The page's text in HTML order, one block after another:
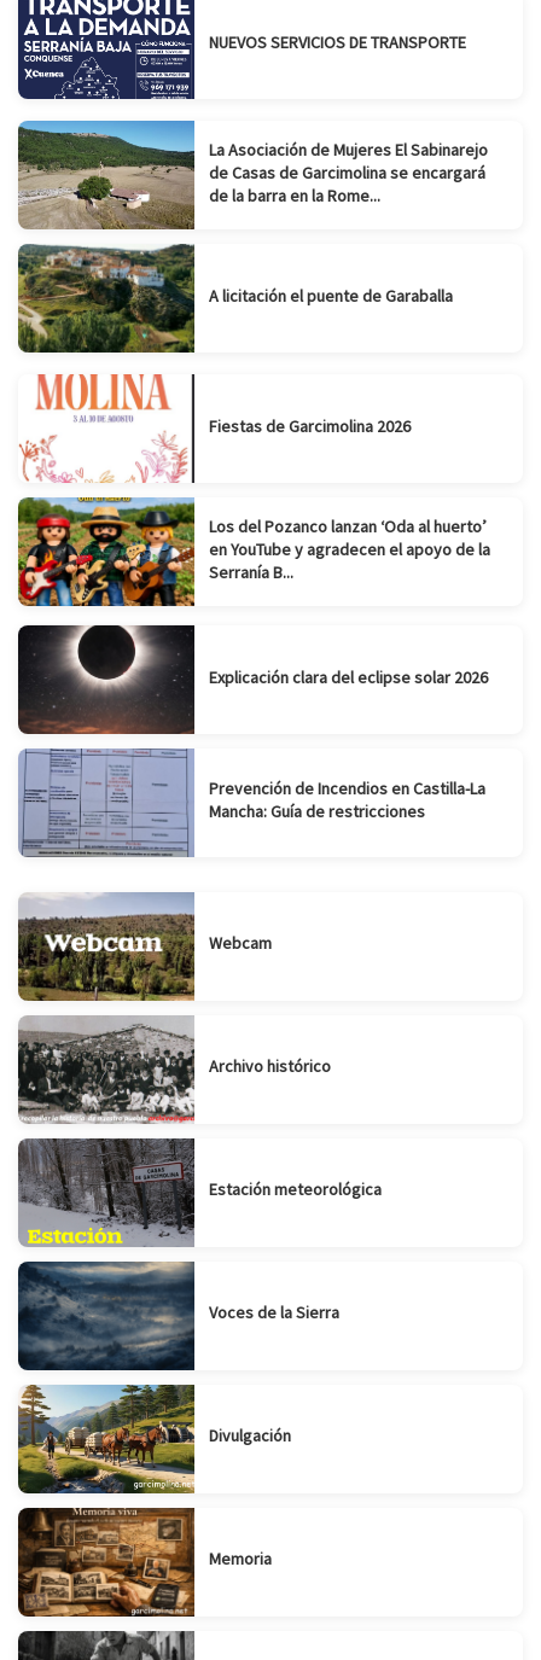
NUEVOS SERVICIOS DE TRANSPORTE
La Asociación de Mujeres El Sabinarejo
de Casas de Garcimolina se encargará
de la barra en la Rome...
A licitación el puente de Garaballa
Fiestas de Garcimolina 2026
Los del Pozanco lanzan ‘Oda al huerto’
en YouTube y agradecen el apoyo de la
Serranía B...
Explicación clara del eclipse solar 2026
Prevención de Incendios en Castilla-La
Mancha: Guía de restricciones
Webcam
Archivo histórico
Estación meteorológica
Voces de la Sierra
Divulgación
Memoria